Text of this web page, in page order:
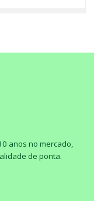
anos no mercado,
de ponta.